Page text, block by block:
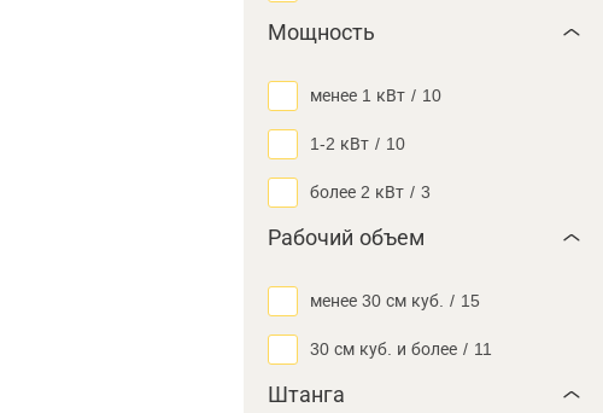
Мощность
менее 1 кВт / 10
1-2 кВт / 10
более 2 кВт / 3
Рабочий объем
менее 30 см куб. / 15
30 см куб. и более / 11
Штанга